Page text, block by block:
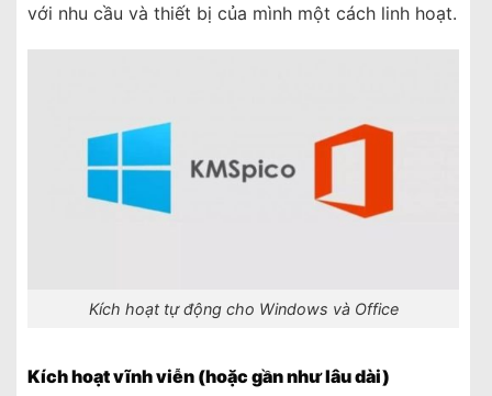
với nhu cầu và thiết bị của mình một cách linh hoạt.
Kích hoạt tự động cho Windows và Office
Kích hoạt vĩnh viễn (hoặc gần như lâu dài)